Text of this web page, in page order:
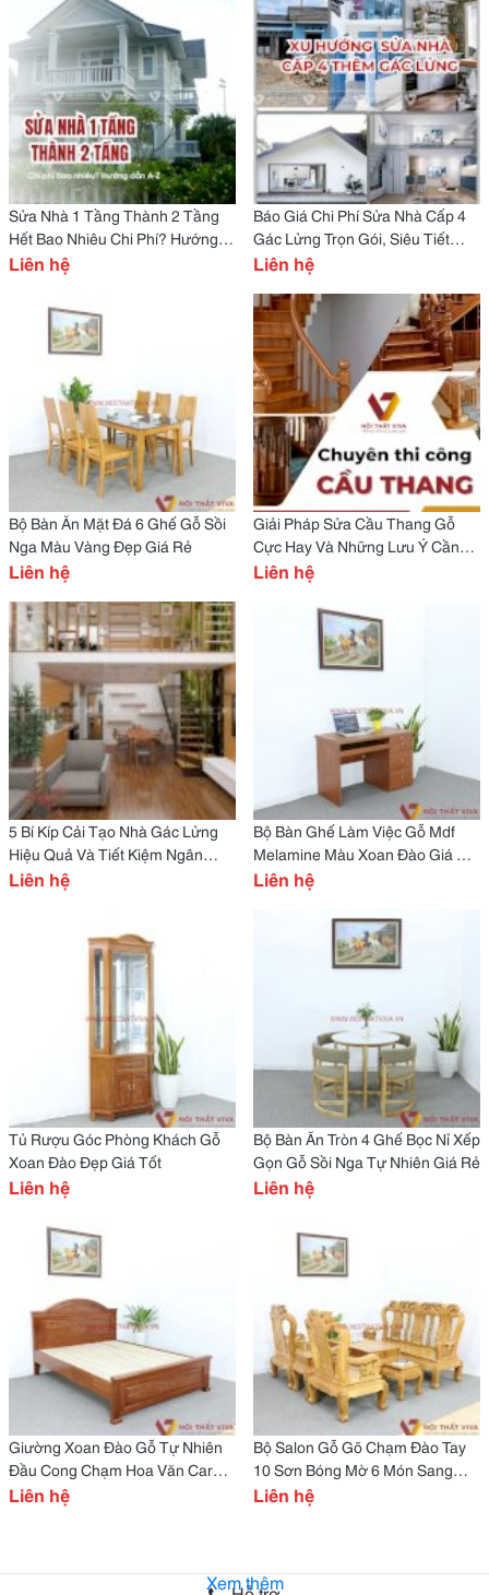
Sửa Nhà 1 Tầng Thành 2 Tầng
Hết Bao Nhiêu Chi Phí? Hướng
Dẫn Chi Tiết A-Z
Liên hệ
Báo Giá Chi Phí Sửa Nhà Cấp 4
Gác Lửng Trọn Gói, Siêu Tiết
Kiệm
Liên hệ
Bộ Bàn Ăn Mặt Đá 6 Ghế Gỗ Sồi
Nga Màu Vàng Đẹp Giá Rẻ
Liên hệ
Giải Pháp Sửa Cầu Thang Gỗ
Cực Hay Và Những Lưu Ý Cần
Nắm
Liên hệ
5 Bí Kíp Cải Tạo Nhà Gác Lửng
Hiệu Quả Và Tiết Kiệm Ngân
Sách
Liên hệ
Bộ Bàn Ghế Làm Việc Gỗ Mdf
Melamine Màu Xoan Đào Giá Rẻ
Đẹp
Liên hệ
Tủ Rượu Góc Phòng Khách Gỗ
Xoan Đào Đẹp Giá Tốt
Liên hệ
Bộ Bàn Ăn Tròn 4 Ghế Bọc Nỉ Xếp
Gọn Gỗ Sồi Nga Tự Nhiên Giá Rẻ
Liên hệ
Giường Xoan Đào Gỗ Tự Nhiên
Đầu Cong Chạm Hoa Văn Caro
Đẹp
Liên hệ
Bộ Salon Gỗ Gõ Chạm Đào Tay
10 Sơn Bóng Mờ 6 Món Sang
Trọng
Liên hệ
Xem thêm